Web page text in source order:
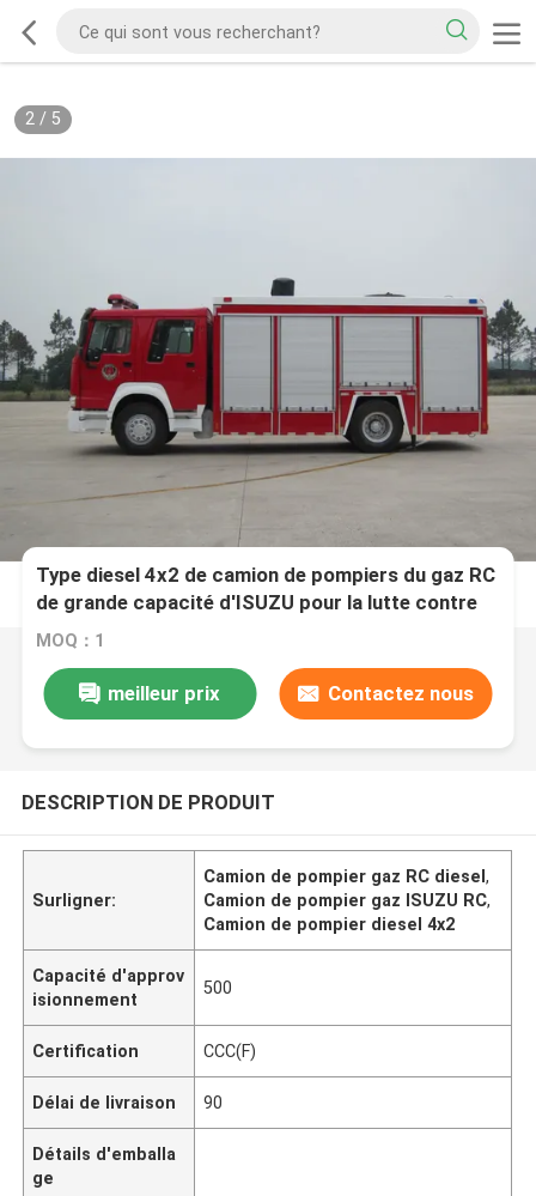
2/ 5
Type diesel 4x2 de camion de pompiers du gaz RC
de grande capacité d'ISUZU pour la lutte contre
l'incendie
MOQ：1
meilleur prix Contactez nous
DESCRIPTION DE PRODUIT
Surligner:
Camion de pompier gaz RC diesel,
Camion de pompier gaz ISUZU RC,
Camion de pompier diesel 4x2
Capacité d'approv
isionnement
500
Certification CCC(F)
Délai de livraison 90
Détails d'emballa
ge